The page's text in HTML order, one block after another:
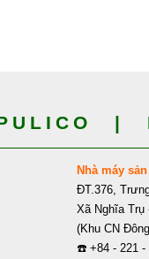
|
Nhà máy
ĐT.376,
Xã Nghĩa Trụ
(Khu CN
☎️ +84 - 221 -